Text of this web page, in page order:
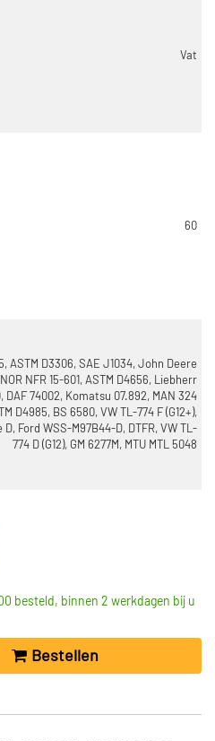
Vat
60
ASTM D3306, SAE J1034, John Deere
NFR 15-601, ASTM D4656, Liebherr
DAF 74002, Komatsu 07.892, MAN 324
D4985, BS 6580, VW TL-774 F (G12+),
D, Ford WSS-M97B44-D, DTFR, VW TL-
774 D (G12), GM 6277M, MTU MTL 5048
besteld, binnen 2 werkdagen bij u
Bestellen